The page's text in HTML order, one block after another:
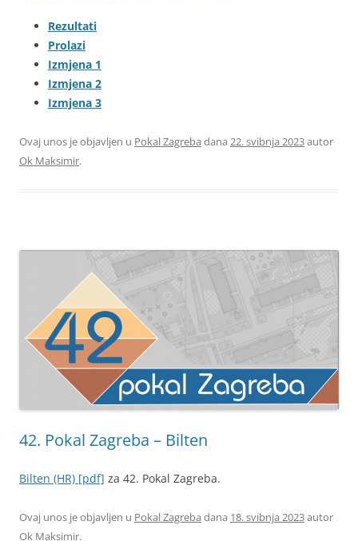
Rezultati
Prolazi
Izmjena 1
Izmjena 2
Izmjena 3
Ovaj unos je objavljen u Pokal Zagreba dana 22. svibnja 2023autor
Ok Maksimir.
42. Pokal Zagreba – Bilten
Bilten (HR) [pdf] za 42. Pokal Zagreba.
Ovaj unos je objavljen u Pokal Zagreba dana 18. svibnja 2023autor
Ok Maksimir.